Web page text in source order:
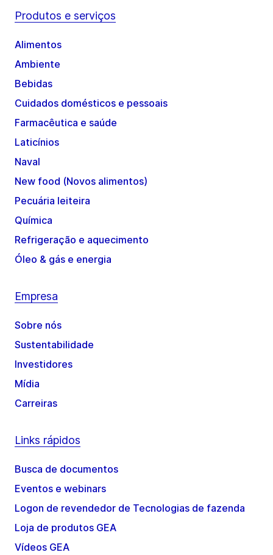
Produtos e serviços
Alimentos
Ambiente
Bebidas
Cuidados domésticos e pessoais
Farmacêutica e saúde
Laticínios
Naval
New food (Novos alimentos)
Pecuária leiteira
Química
Refrigeração e aquecimento
Óleo & gás e energia
Empresa
Sobre nós
Sustentabilidade
Investidores
Mídia
Carreiras
Links rápidos
Busca de documentos
Eventos e webinars
Logon de revendedor de Tecnologias de fazenda
Loja de produtos GEA
Vídeos GEA